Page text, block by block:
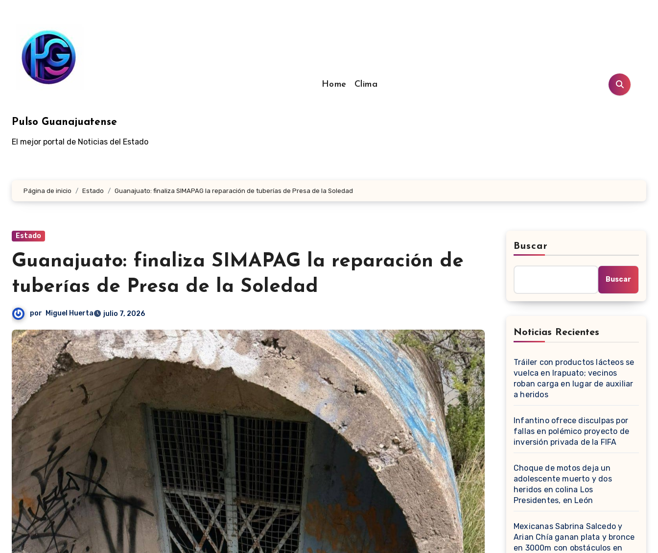
contenido
Pulso Guanajuatense
El mejor portal de Noticias del Estado
Home Clima
Página de inicio Estado Guanajuato: finaliza SIMAPAG la reparación de tuberías de Presa de la Soledad
Estado
Guanajuato: finaliza SIMAPAG la reparación de
tuberías de Presa de la Soledad
por Miguel Huerta julio 7, 2026
Buscar
Buscar
Noticias Recientes
Tráiler con productos lácteos se
vuelca en Irapuato; vecinos
roban carga en lugar de auxiliar
a heridos
Infantino ofrece disculpas por
fallas en polémico proyecto de
inversión privada de la FIFA
Choque de motos deja un
adolescente muerto y dos
heridos en colina Los
Presidentes, en León
Mexicanas Sabrina Salcedo y
Arian Chía ganan plata y bronce
en 3000m con obstáculos en